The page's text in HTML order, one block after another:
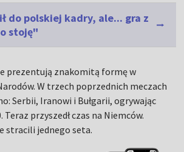
do polskiej kadry, ale... gra z
stoję"
prezentują znakomitą formę w
W trzech poprzednich meczach
Serbii, Iranowi i Bułgarii, ogrywając
Teraz przyszedł czas na Niemców.
stracili jednego seta.